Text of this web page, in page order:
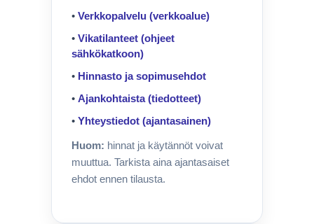
• Verkkopalvelu (verkkoalue)
• Vikatilanteet (ohjeet
sähkökatkoon)
• Hinnasto ja sopimusehdot
• Ajankohtaista (tiedotteet)
• Yhteystiedot (ajantasainen)
Huom: hinnat ja käytännöt voivat
muuttua. Tarkista aina ajantasaiset
ehdot ennen tilausta.